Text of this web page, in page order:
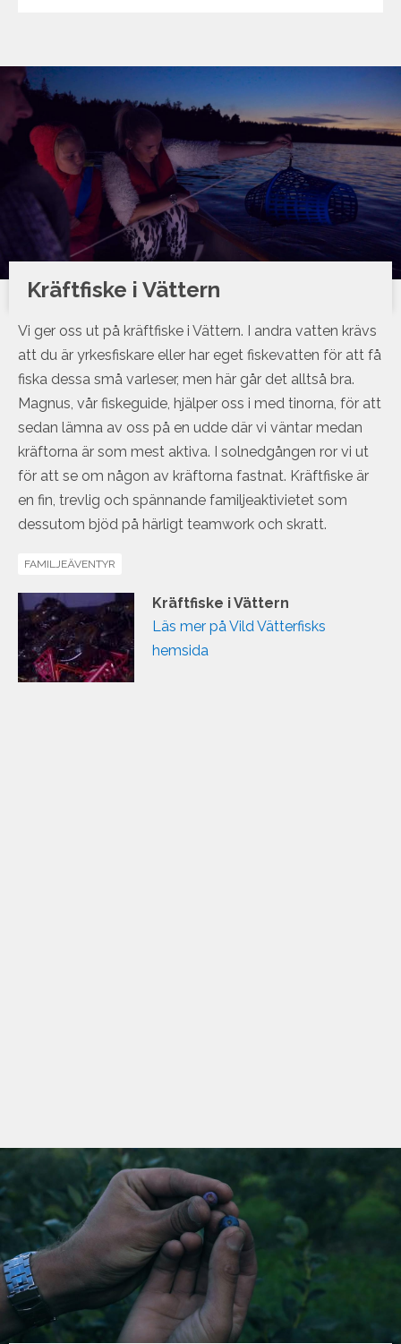
Kräftfiske i Vättern
Vi ger oss ut på kräftfiske i Vättern. I andra vatten krävs
att du är yrkesfiskare eller har eget fiskevatten för att få
fiska dessa små varleser, men här går det alltså bra.
Magnus, vår fiskeguide, hjälper oss i med tinorna, för att
sedan lämna av oss på en udde där vi väntar medan
kräftorna är som mest aktiva. I solnedgången ror vi ut
för att se om någon av kräftorna fastnat. Kräftfiske är
en fin, trevlig och spännande familjeaktivietet som
dessutom bjöd på härligt teamwork och skratt.
FAMILJEÄVENTYR
Kräftfiske i Vättern
Läs mer på Vild Vätterfisks
hemsida